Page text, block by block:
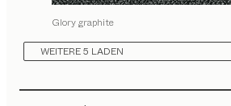
Glory graphite
WEITERE 5 LADEN